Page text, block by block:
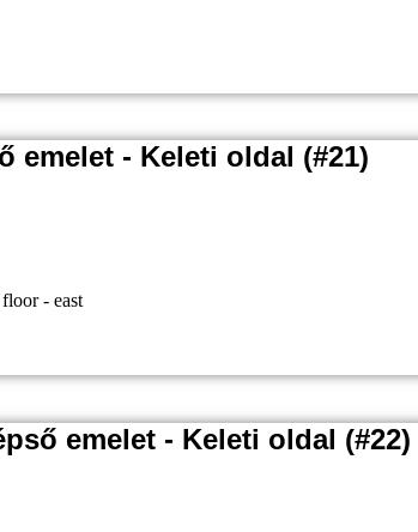
emelet - Keleti oldal (#21)
emelet - Keleti oldal (#22)